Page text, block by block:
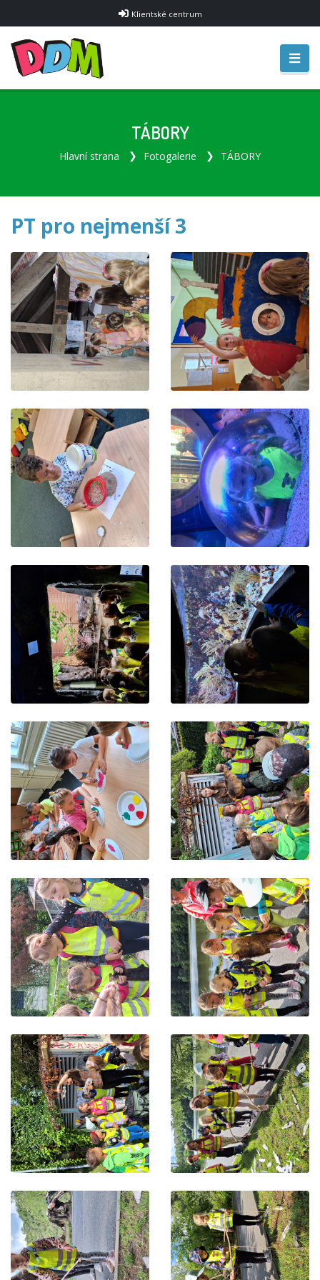
Klientské centrum
TÁBORY
Hlavní strana Fotogalerie TÁBORY
PT pro nejmenší 3